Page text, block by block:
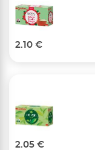
2.10 €
2.05 €